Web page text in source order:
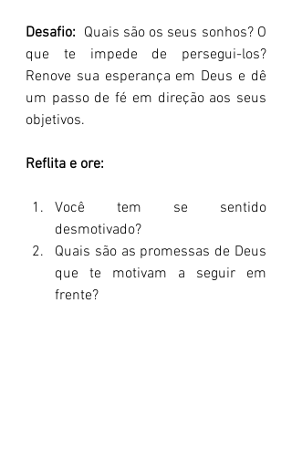
Desafio: Quais são os seus sonhos? O
que te impede de persegui-los?
Renove sua esperança em Deus e dê
um passo de fé em direção aos seus
objetivos.
Reflita e ore:
Você tem se sentido
desmotivado?
Quais são as promessas de Deus
que te motivam a seguir em
frente?